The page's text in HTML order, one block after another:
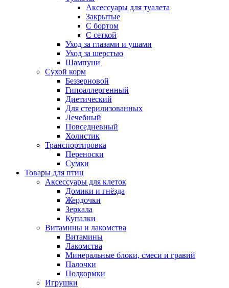
Аксессуары для туалета
Закрытые
С бортом
С сеткой
Уход за глазами и ушами
Уход за шерстью
Шампуни
Сухой корм
Беззерновой
Гипоаллергенный
Диетический
Для стерилизованных
Лечебный
Повседневный
Холистик
Транспортировка
Переноски
Сумки
Товары для птиц
Аксессуары для клеток
Домики и гнёзда
Жердочки
Зеркала
Купалки
Витамины и лакомства
Витамины
Лакомства
Минеральные блоки, смеси и гравий
Палочки
Подкормки
Игрушки